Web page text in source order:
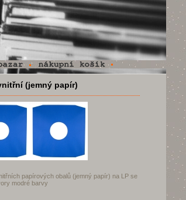
(jemný papír)
papírových obalů (jemný papír) na LP se
modré barvy